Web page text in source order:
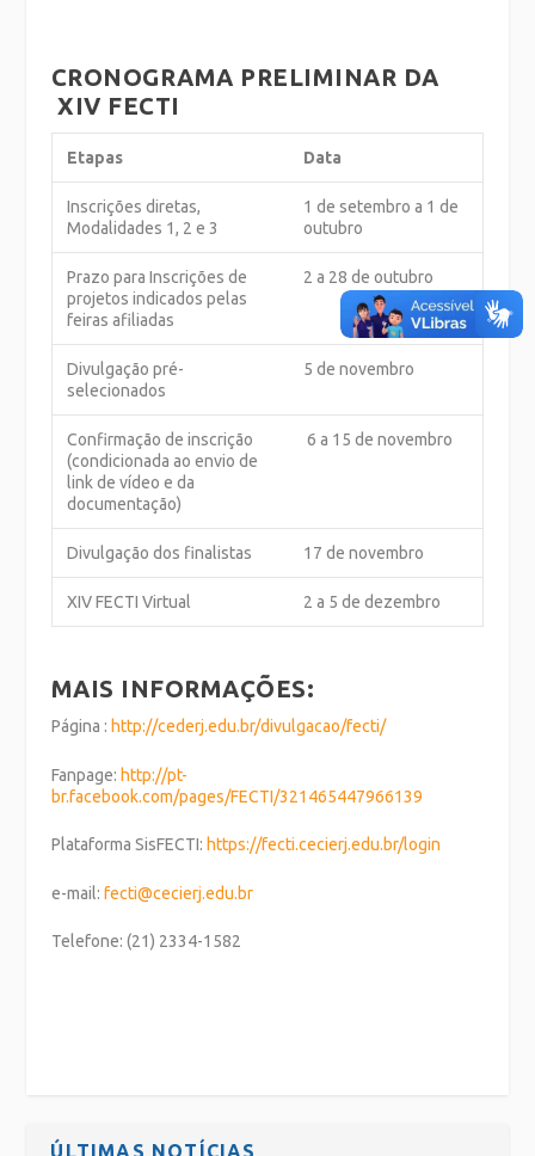
CRONOGRAMA PRELIMINAR DA
XIV FECTI
Etapas Data
Inscrições diretas,
Modalidades 1, 2 e 3
1 de setembro a 1 de
outubro
Prazo para Inscrições de
projetos indicados pelas
feiras afiliadas
2 a 28 de outubro
Divulgação pré-
selecionados
5 de novembro
Confirmação de inscrição
(condicionada ao envio de
link de vídeo e da
documentação)
6 a 15 de novembro
Divulgação dos finalistas 17 de novembro
XIV FECTI Virtual 2 a 5 de dezembro
MAIS INFORMAÇÕES:
Página : http://cederj.edu.br/divulgacao/fecti/
Fanpage: http://pt-
br.facebook.com/pages/FECTI/321465447966139
Plataforma SisFECTI: https://fecti.cecierj.edu.br/login
e-mail: fecti@cecierj.edu.br
Telefone: (21) 2334-1582
ÚLTIMAS NOTÍCIAS